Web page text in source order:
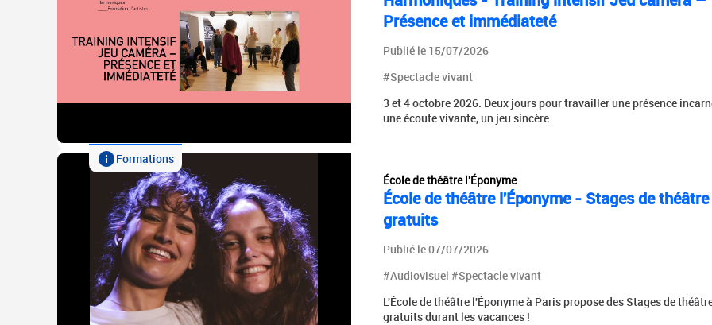
Présence et immédiateté
Publié le 15/07/2026
#Spectacle vivant
3 et 4 octobre 2026. Deux jours pour travailler une présence
une écoute vivante, un jeu sincère.
Formations
École de théâtre l'Éponyme
École de théâtre l'Éponyme - Stages de théâtre
gratuits
Publié le 07/07/2026
#Audiovisuel #Spectacle vivant
L'École de théâtre l'Éponyme à Paris propose des Stages de
gratuits durant les vacances !